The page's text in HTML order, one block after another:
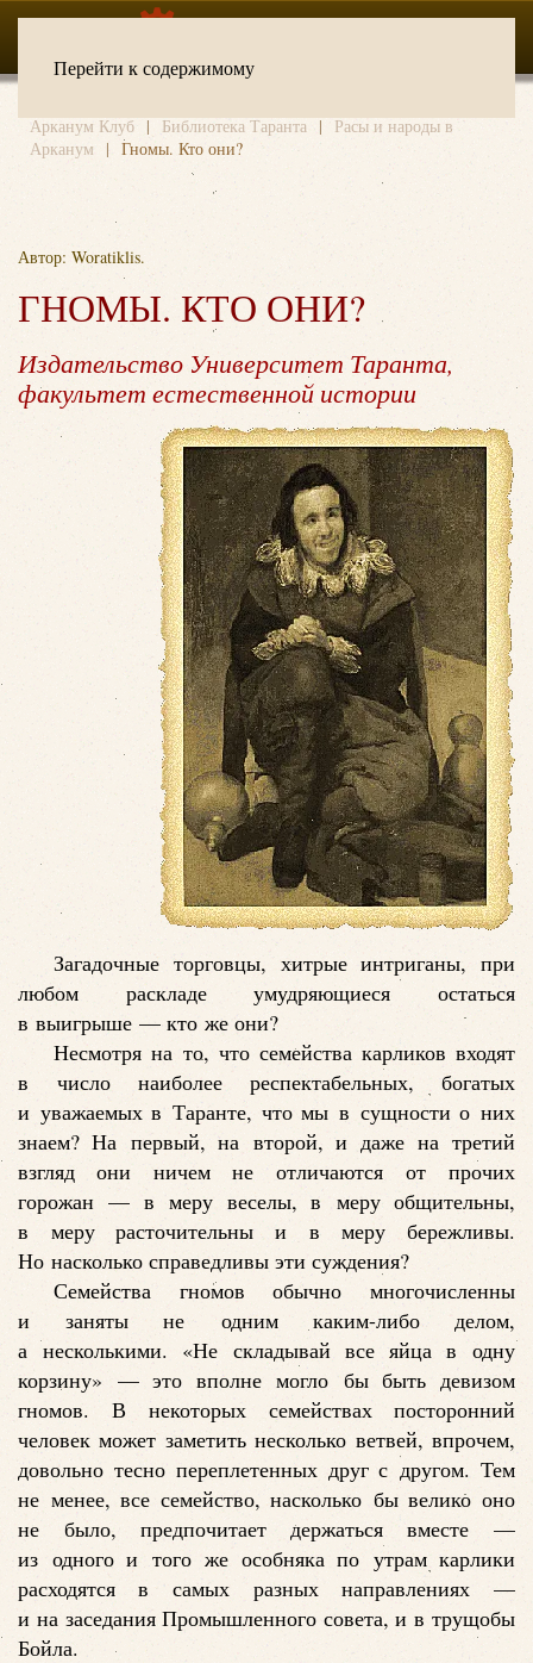
Перейти к содержимому
Арканум Клуб Библиотека Таранта
Расы и народы в
Арканум
Гномы. Кто они?
Автор: Woratiklis.
ГНОМЫ. КТО ОНИ?
Издательство Университет Таранта,
факультет естественной истории
Загадочные торговцы, хитрые интриганы, при
любом раскладе умудряющиеся остаться
в выигрыше — кто же они?
Несмотря на то, что семейства карликов входят
в число наиболее респектабельных, богатых
и уважаемых в Таранте, что мы в сущности о них
знаем? На первый, на второй, и даже на третий
взгляд они ничем не отличаются от прочих
горожан — в меру веселы, в меру общительны,
в меру расточительны и в меру бережливы.
Но насколько справедливы эти суждения?
Семейства гномов обычно многочисленны
и заняты не одним каким-либо делом,
а несколькими. «Не складывай все яйца в одну
корзину» — это вполне могло бы быть девизом
гномов. В некоторых семействах посторонний
человек может заметить несколько ветвей, впрочем,
довольно тесно переплетенных друг с другом. Тем
не менее, все семейство, насколько бы велико оно
не было, предпочитает держаться вместе —
из одного и того же особняка по утрам карлики
расходятся в самых разных направлениях —
и на заседания Промышленного совета, и в трущобы
Бойла.